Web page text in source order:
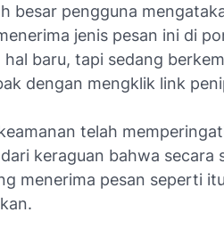
besar pengguna
jenis pesan ini di
baru, tapi sedang
dengan mengklik link
telah
keraguan bahwa secara
menerima pesan seperti